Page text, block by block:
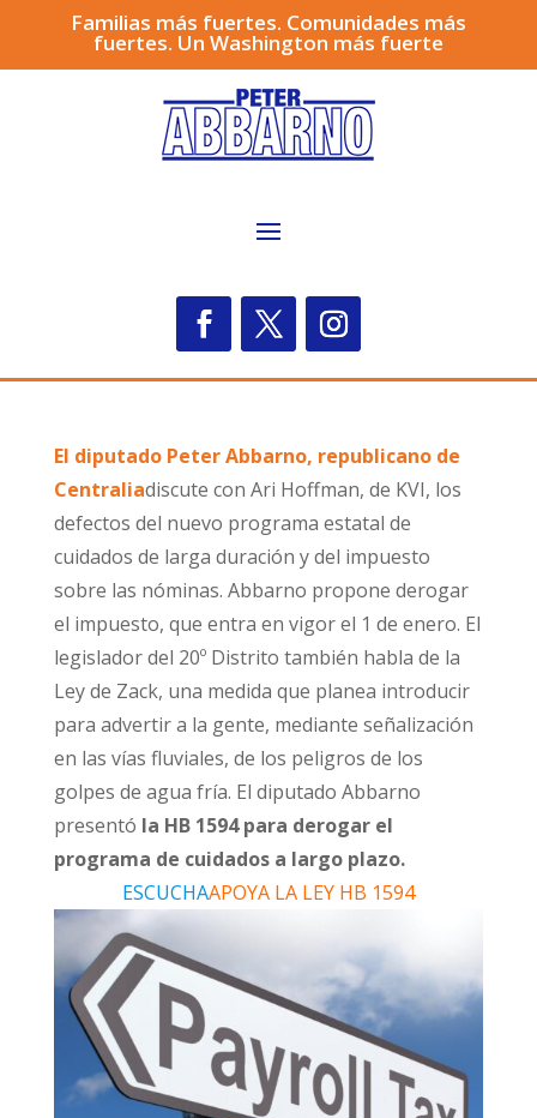
Familias más fuertes. Comunidades más
fuertes. Un Washington más fuerte
El diputado Peter Abbarno, republicano de
Centraliadiscute con Ari Hoffman, de KVI, los
defectos del nuevo programa estatal de
cuidados de larga duración y del impuesto
sobre las nóminas. Abbarno propone derogar
el impuesto, que entra en vigor el 1 de enero. El
legislador del 20º Distrito también habla de la
Ley de Zack, una medida que planea introducir
para advertir a la gente, mediante señalización
en las vías fluviales, de los peligros de los
golpes de agua fría. El diputado Abbarno
presentó la HB 1594 para derogar el
programa de cuidados a largo plazo.
ESCUCHAAPOYA LA LEY HB 1594